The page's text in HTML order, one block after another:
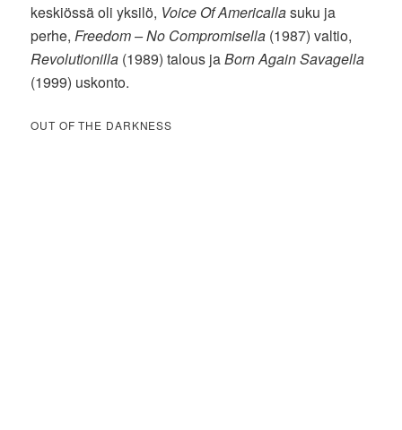
keskiössä oli yksilö, Voice Of Americallasuku ja
perhe, Freedom – No Compromisella (1987) valtio,
Revolutionilla (1989) talous jaBorn Again Savagella
(1999) uskonto.
OUT OF THE DARKNESS